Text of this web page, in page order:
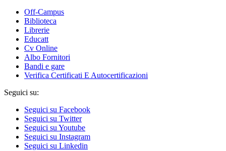
Off-Campus
Biblioteca
Librerie
Educatt
Cv Online
Albo Fornitori
Bandi e gare
Verifica Certificati E Autocertificazioni
Seguici su:
Seguici su Facebook
Seguici su Twitter
Seguici su Youtube
Seguici su Instagram
Seguici su Linkedin